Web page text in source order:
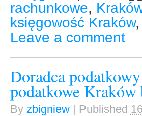
rachunkowe,
księgowość Kraków,
Leave a comment
Doradca
podatkowe Kraków
By zbigniew | Published